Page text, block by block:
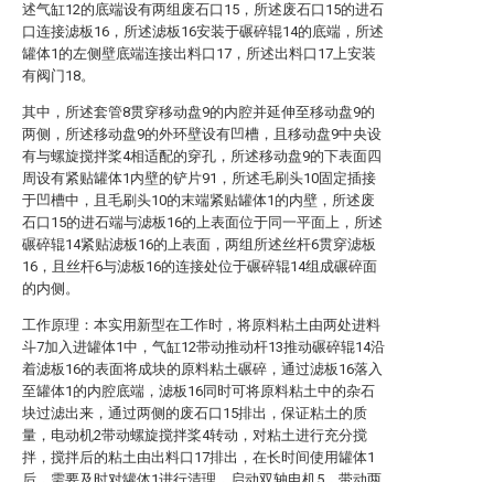
述气缸12的底端设有两组废石口15，所述废石口15的进石
口连接滤板16，所述滤板16安装于碾碎辊14的底端，所述
罐体1的左侧壁底端连接出料口17，所述出料口17上安装
有阀门18。
其中，所述套管8贯穿移动盘9的内腔并延伸至移动盘9的
两侧，所述移动盘9的外环壁设有凹槽，且移动盘9中央设
有与螺旋搅拌桨4相适配的穿孔，所述移动盘9的下表面四
周设有紧贴罐体1内壁的铲片91，所述毛刷头10固定插接
于凹槽中，且毛刷头10的末端紧贴罐体1的内壁，所述废
石口15的进石端与滤板16的上表面位于同一平面上，所述
碾碎辊14紧贴滤板16的上表面，两组所述丝杆6贯穿滤板
16，且丝杆6与滤板16的连接处位于碾碎辊14组成碾碎面
的内侧。
工作原理：本实用新型在工作时，将原料粘土由两处进料
斗7加入进罐体1中，气缸12带动推动杆13推动碾碎辊14沿
着滤板16的表面将成块的原料粘土碾碎，通过滤板16落入
至罐体1的内腔底端，滤板16同时可将原料粘土中的杂石
块过滤出来，通过两侧的废石口15排出，保证粘土的质
量，电动机2带动螺旋搅拌桨4转动，对粘土进行充分搅
拌，搅拌后的粘土由出料口17排出，在长时间使用罐体1